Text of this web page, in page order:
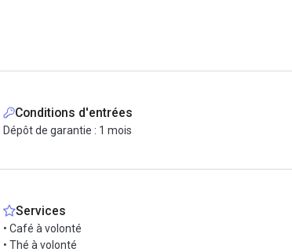
détente
!
agréable, cosy, collaboratif et innovant, et
du jour…
Conditions d'entrées
Dépôt de garantie : 1 mois
Services
• Café à volonté
• Thé à volonté